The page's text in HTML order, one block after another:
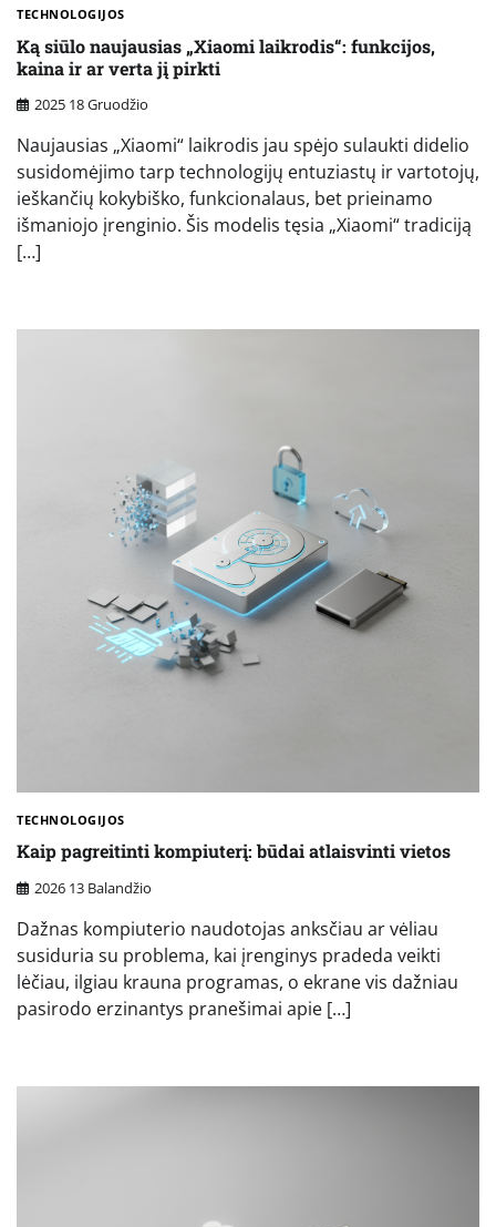
TECHNOLOGIJOS
Ką siūlo naujausias „Xiaomi laikrodis“: funkcijos,
kaina ir ar verta jį pirkti
2025 18 Gruodžio
Naujausias „Xiaomi“ laikrodis jau spėjo sulaukti didelio
susidomėjimo tarp technologijų entuziastų ir vartotojų,
ieškančių kokybiško, funkcionalaus, bet prieinamo
išmaniojo įrenginio. Šis modelis tęsia „Xiaomi“ tradiciją
[…]
TECHNOLOGIJOS
Kaip pagreitinti kompiuterį: būdai atlaisvinti vietos
2026 13 Balandžio
Dažnas kompiuterio naudotojas anksčiau ar vėliau
susiduria su problema, kai įrenginys pradeda veikti
lėčiau, ilgiau krauna programas, o ekrane vis dažniau
pasirodo erzinantys pranešimai apie […]